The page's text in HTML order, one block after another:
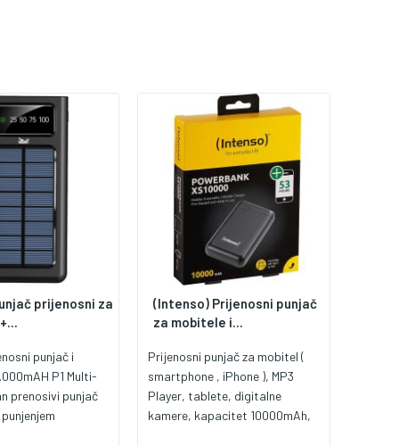
prijenosni za
punjač i
P1 Multi-
prenosivi punjač
(Intenso) Prijenosni punjač
za mobitele i...
Prijenosni punjač za mobitel (
smartphone , iPhone ), MP3
Player, tablete, digitalne
kamere, kapacitet 10000mAh,